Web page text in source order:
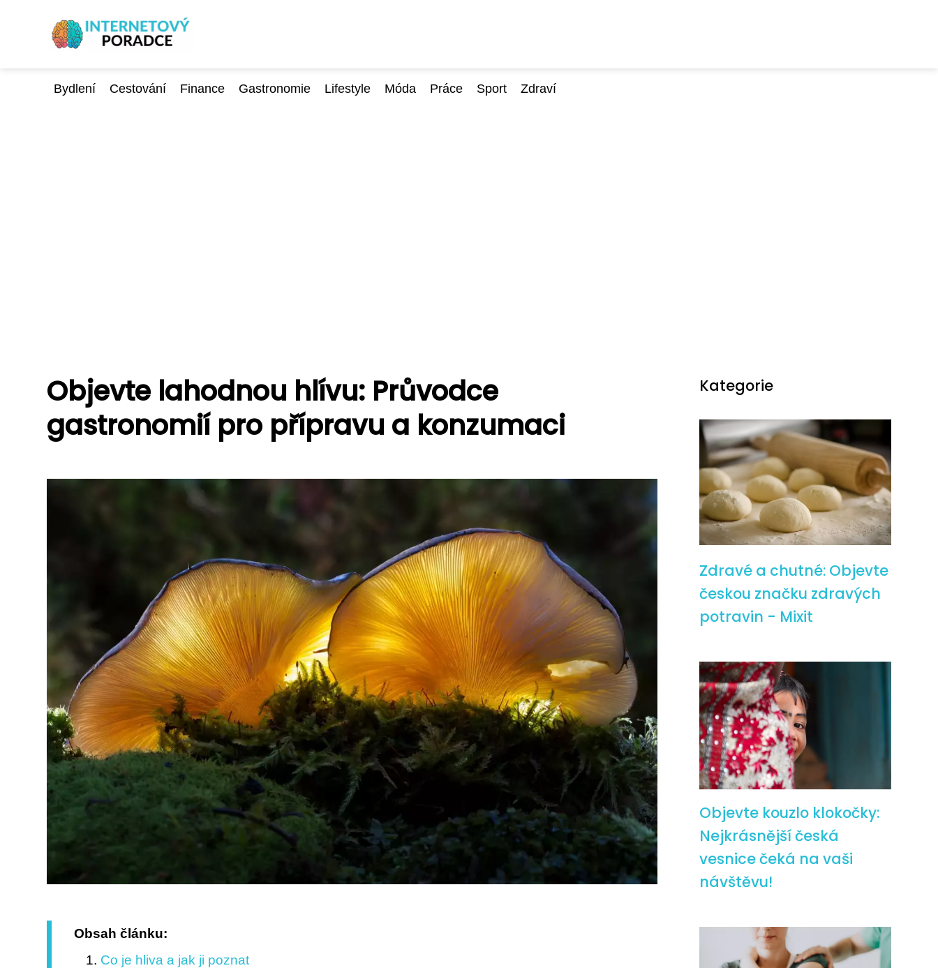
Bydlení Cestování Finance Gastronomie Lifestyle Móda Práce Sport Zdraví
Objevte lahodnou hlívu: Průvodce
gastronomií pro přípravu a konzumaci
Obsah článku:
Co je hliva a jak ji poznat
Kategorie
Zdravé a chutné: Objevte
českou značku zdravých
potravin - Mixit
Objevte kouzlo klokočky:
Nejkrásnější česká
vesnice čeká na vaši
návštěvu!